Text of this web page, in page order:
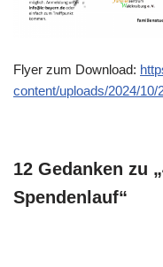
Flyer zum Download:
content/uploads/2024/
12 Gedanken zu
Spendenlauf“